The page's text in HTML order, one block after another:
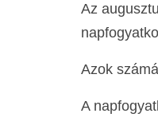
Az
Azok
A